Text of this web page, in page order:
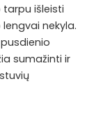
išleisti
nekyla.
sumažinti ir